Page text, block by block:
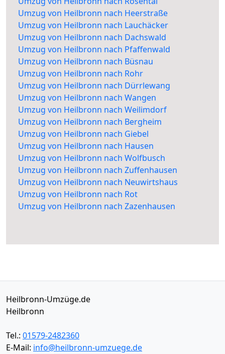
Umzug von Heilbronn nach Heerstraße
Umzug von Heilbronn nach Lauchäcker
Umzug von Heilbronn nach Dachswald
Umzug von Heilbronn nach Pfaffenwald
Umzug von Heilbronn nach Büsnau
Umzug von Heilbronn nach Rohr
Umzug von Heilbronn nach Dürrlewang
Umzug von Heilbronn nach Wangen
Umzug von Heilbronn nach Weilimdorf
Umzug von Heilbronn nach Bergheim
Umzug von Heilbronn nach Giebel
Umzug von Heilbronn nach Hausen
Umzug von Heilbronn nach Wolfbusch
Umzug von Heilbronn nach Zuffenhausen
Umzug von Heilbronn nach Neuwirtshaus
Umzug von Heilbronn nach Rot
Umzug von Heilbronn nach Zazenhausen
Heilbronn-Umzüge.de
Heilbronn
Tel.: 01579-2482360
E-Mail: info@heilbronn-umzuege.de